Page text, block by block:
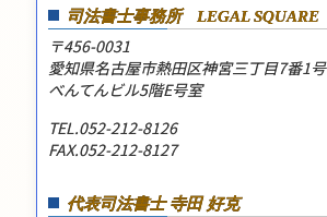
司法書士事務所 LEGAL SQUARE
〒456-0031
愛知県名古屋市熱田区神宮三丁目7番1号
べんてんビル5階E号室
TEL.052-212-8126
FAX.052-212-8127
代表司法書士 寺田 好克